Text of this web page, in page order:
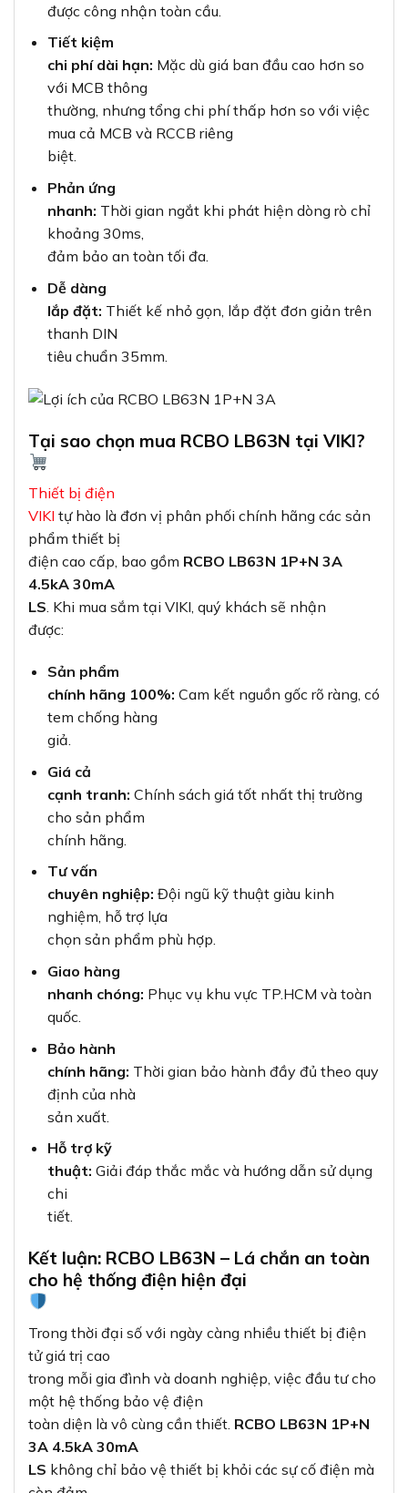
được công nhận toàn cầu.
Tiết kiệm
chi phí dài hạn: Mặc dù giá ban đầu cao hơn so
với MCB thông
thường, nhưng tổng chi phí thấp hơn so với việc
mua cả MCB và RCCB riêng
biệt.
Phản ứng
nhanh: Thời gian ngắt khi phát hiện dòng rò chỉ
khoảng 30ms,
đảm bảo an toàn tối đa.
Dễ dàng
lắp đặt: Thiết kế nhỏ gọn, lắp đặt đơn giản trên
thanh DIN
tiêu chuẩn 35mm.
Tại sao chọn mua RCBO LB63N tại VIKI?
Thiết bị điện
VIKI tự hào là đơn vị phân phối chính hãng các sản
phẩm thiết bị
điện cao cấp, bao gồm RCBO LB63N 1P+N 3A
4.5kA 30mA
LS. Khi mua sắm tại VIKI, quý khách sẽ nhận
được:
Sản phẩm
chính hãng 100%: Cam kết nguồn gốc rõ ràng, có
tem chống hàng
giả.
Giá cả
cạnh tranh: Chính sách giá tốt nhất thị trường
cho sản phẩm
chính hãng.
Tư vấn
chuyên nghiệp: Đội ngũ kỹ thuật giàu kinh
nghiệm, hỗ trợ lựa
chọn sản phẩm phù hợp.
Giao hàng
nhanh chóng: Phục vụ khu vực TP.HCM và toàn
quốc.
Bảo hành
chính hãng: Thời gian bảo hành đầy đủ theo quy
định của nhà
sản xuất.
Hỗ trợ kỹ
thuật: Giải đáp thắc mắc và hướng dẫn sử dụng
chi
tiết.
Kết luận: RCBO LB63N – Lá chắn an toàn
cho hệ thống điện hiện đại
Trong thời đại số với ngày càng nhiều thiết bị điện
tử giá trị cao
trong mỗi gia đình và doanh nghiệp, việc đầu tư cho
một hệ thống bảo vệ điện
toàn diện là vô cùng cần thiết. RCBO LB63N 1P+N
3A 4.5kA 30mA
LS không chỉ bảo vệ thiết bị khỏi các sự cố điện mà